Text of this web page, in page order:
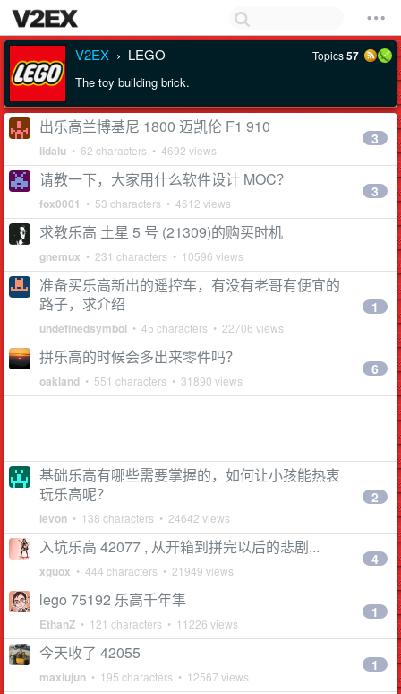
V2EX › LEGO Topics57
The toy building brick.
出乐高兰博基尼 1800 迈凯伦 F1 910
lidalu • 62 characters • 4692 views
3
请教一下，大家用什么软件设计 MOC？
fox0001 • 53 characters • 4612 views
3
求教乐高 土星 5 号 (21309)的购买时机
gnemux • 231 characters • 10596 views
准备买乐高新出的遥控车，有没有老哥有便宜的
路子，求介绍
undefinedsymbol • 45 characters • 22706 views
1
拼乐高的时候会多出来零件吗？
oakland • 551 characters • 31890 views
6
基础乐高有哪些需要掌握的，如何让小孩能热衷
玩乐高呢？
levon • 138 characters • 24642 views
2
入坑乐高 42077 , 从开箱到拼完以后的悲剧...
xguox • 444 characters • 21949 views
4
lego 75192 乐高千年隼
EthanZ • 121 characters • 11226 views
1
今天收了 42055
maxiujun • 195 characters • 12567 views
1